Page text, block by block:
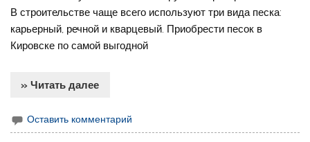
В строительстве чаще всего используют три вида песка:
карьерный, речной и кварцевый. Приобрести песок в
Кировске по самой выгодной
» Читать далее
Оставить комментарий